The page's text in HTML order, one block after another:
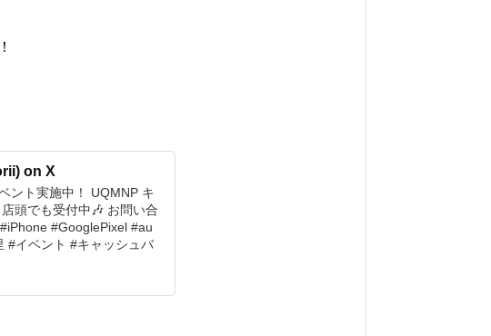
on X
ント実施中！ UQMNP キ
頭でも受付中🎶 お問い合
#GooglePixel #au
#イベント #キャッシュバ